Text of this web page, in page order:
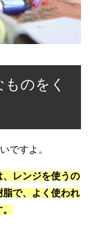
のをく
ですよ。
レンジを使うの
で、よく使われ